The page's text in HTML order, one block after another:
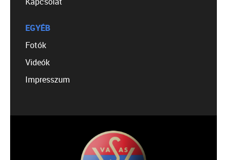
EGYÉB
Fotók
Videók
Impresszum